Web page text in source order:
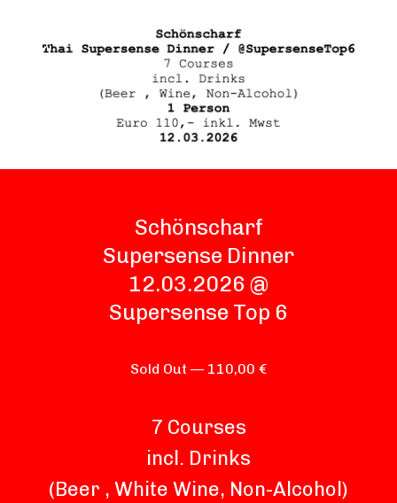
Schönscharf
Supersense Dinner
12.03.2026 @
Supersense Top 6
Sold Out — 110,00 €
7 Courses
incl. Drinks
(Beer , White Wine, Non-Alcohol)